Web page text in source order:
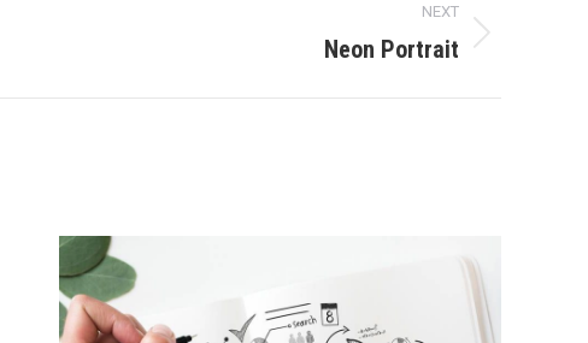
NEXT
Neon Portrait